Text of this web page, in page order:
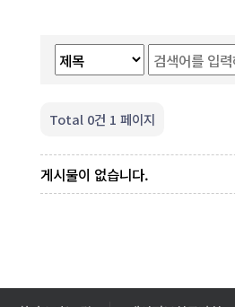
Total 0건 1 페이지
게시물이 없습니다.